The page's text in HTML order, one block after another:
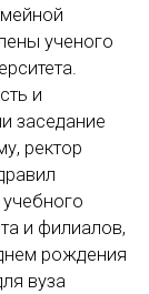
ученого
и
заседание
ректор
и филиалов,
рождения
вуза